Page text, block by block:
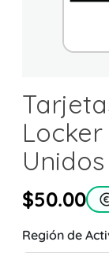
Locker
Unidos
$50.00
Región de